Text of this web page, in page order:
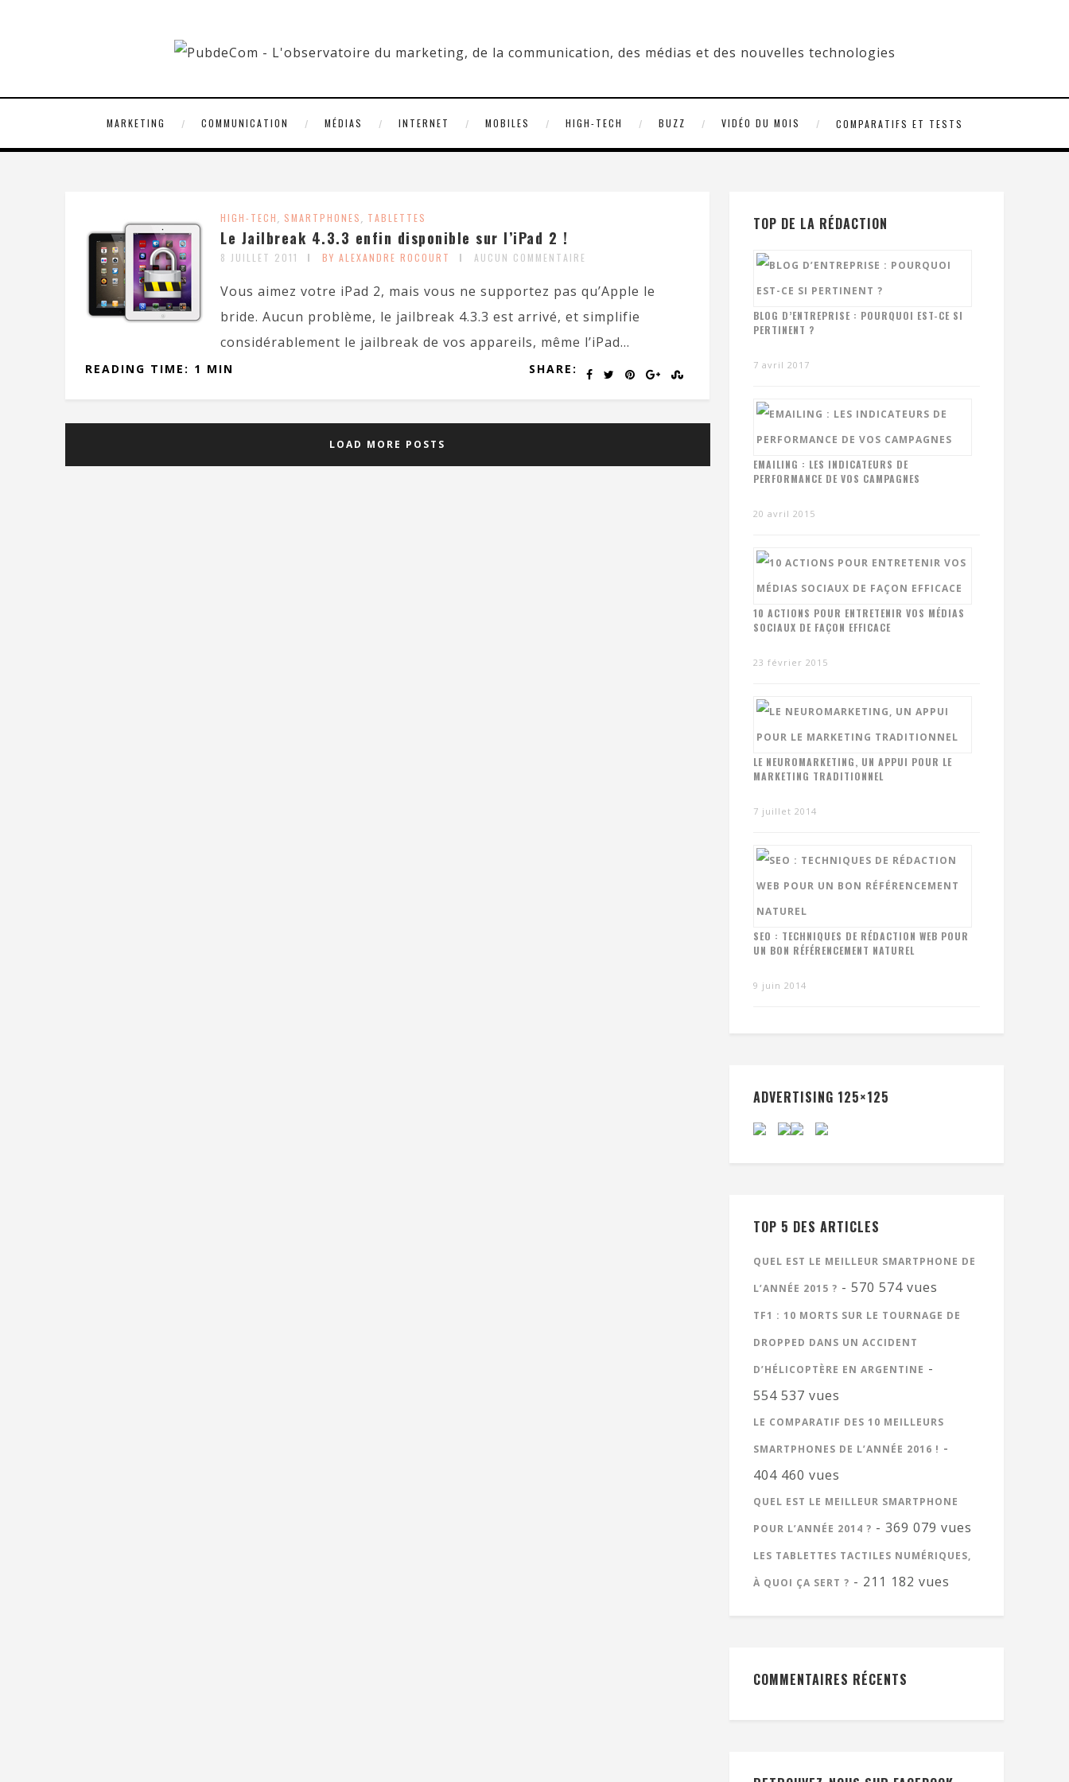
MARKETING COMMUNICATION MÉDIAS INTERNET MOBILES HIGH-TECH BUZZ VIDÉO DU MOIS COMPARATIFS ET TESTS
HIGH-TECH, SMARTPHONES, TABLETTES
Le Jailbreak 4.3.3 enfin disponible sur l’iPad 2 !
8 JUILLET 2011 BY ALEXANDRE ROCOURT AUCUN COMMENTAIRE
Vous aimez votre iPad 2, mais vous ne supportez pas qu’Apple le
bride. Aucun problème, le jailbreak 4.3.3 est arrivé, et simplifie
considérablement le jailbreak de vos appareils, même l’iPad...
SHARE:
READING TIME: 1 MIN
LOAD MORE POSTS
TOP DE LA RÉDACTION
BLOG D’ENTREPRISE : POURQUOI EST-CE SI
PERTINENT ?
7 avril 2017
EMAILING : LES INDICATEURS DE
PERFORMANCE DE VOS CAMPAGNES
20 avril 2015
10 ACTIONS POUR ENTRETENIR VOS MÉDIAS
SOCIAUX DE FAÇON EFFICACE
23 février 2015
LE NEUROMARKETING, UN APPUI POUR LE
MARKETING TRADITIONNEL
7 juillet 2014
SEO : TECHNIQUES DE RÉDACTION WEB POUR
UN BON RÉFÉRENCEMENT NATUREL
9 juin 2014
ADVERTISING 125×125
TOP 5 DES ARTICLES
QUEL EST LE MEILLEUR SMARTPHONE DE
L’ANNÉE 2015 ? - 570 574 vues
TF1 : 10 MORTS SUR LE TOURNAGE DE
DROPPED DANS UN ACCIDENT
D’HÉLICOPTÈRE EN ARGENTINE -
554 537 vues
LE COMPARATIF DES 10 MEILLEURS
SMARTPHONES DE L’ANNÉE 2016 ! -
404 460 vues
QUEL EST LE MEILLEUR SMARTPHONE
POUR L’ANNÉE 2014 ? - 369 079 vues
LES TABLETTES TACTILES NUMÉRIQUES,
À QUOI ÇA SERT ? - 211 182 vues
COMMENTAIRES RÉCENTS